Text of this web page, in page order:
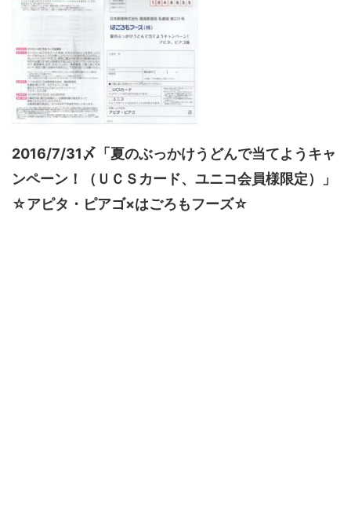
2016/7/31〆「夏のぶっかけうどんで当てようキャ
ンペーン！（ＵＣＳカード、ユニコ会員様限定）」
☆アピタ・ピアゴ×はごろもフーズ☆